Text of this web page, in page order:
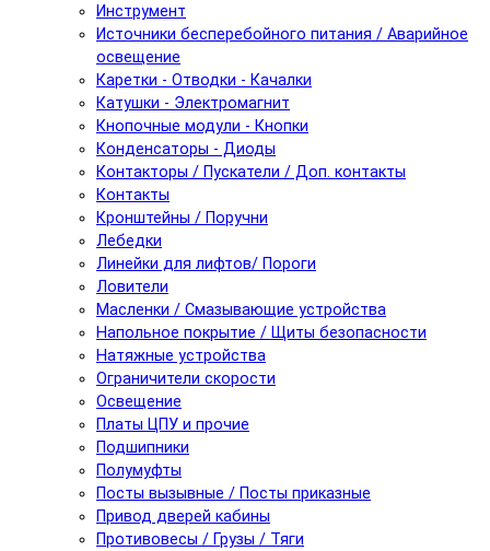
Инструмент
Источники бесперебойного питания / Аварийное
освещение
Каретки - Отводки - Качалки
Катушки - Электромагнит
Кнопочные модули - Кнопки
Конденсаторы - Диоды
Контакторы / Пускатели / Доп. контакты
Контакты
Кронштейны / Поручни
Лебедки
Линейки для лифтов/ Пороги
Ловители
Масленки / Смазывающие устройства
Напольное покрытие / Щиты безопасности
Натяжные устройства
Ограничители скорости
Освещение
Платы ЦПУ и прочие
Подшипники
Полумуфты
Посты вызывные / Посты приказные
Привод дверей кабины
Противовесы / Грузы / Тяги